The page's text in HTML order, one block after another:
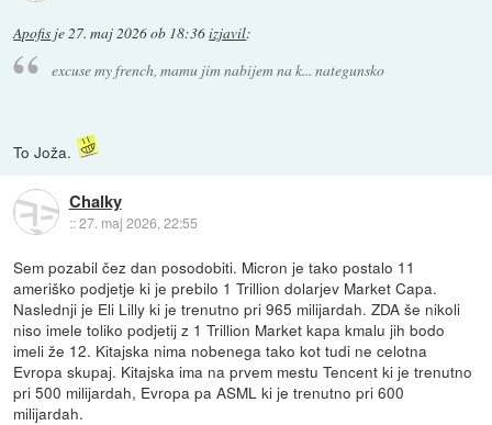
Apofis je27. maj 2026 ob 18:36izjavil:
excuse my french, mamu jim nabijem na k... nategunsko
To Joža.
Chalky
::27. maj 2026, 22:55
Sem pozabil čez dan posodobiti. Micron je tako postalo 11
ameriško podjetje ki je prebilo 1 Trillion dolarjev Market Capa.
Naslednji je Eli Lilly ki je trenutno pri 965 milijardah. ZDA še nikoli
niso imele toliko podjetij z 1 Trillion Market kapa kmalu jih bodo
imeli že 12. Kitajska nima nobenega tako kot tudi ne celotna
Evropa skupaj. Kitajska ima na prvem mestu Tencent ki je trenutno
pri 500 milijardah, Evropa pa ASML ki je trenutno pri 600
milijardah.